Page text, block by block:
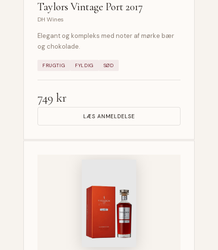
Taylors Vintage Port 2017
DH Wines
Elegant og kompleks med noter af mørke bær
og chokolade.
FRUGTIG FYLDIG SØD
749 kr
LÆS ANMELDELSE